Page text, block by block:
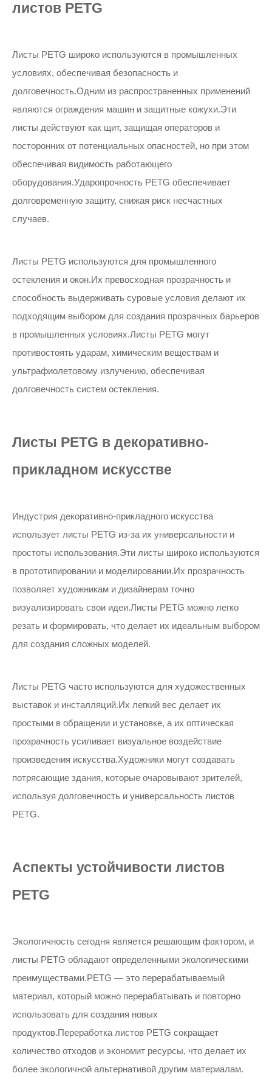
листов PETG
Листы PETG широко используются в промышленных
условиях, обеспечивая безопасность и
долговечность.Одним из распространенных применений
являются ограждения машин и защитные кожухи.Эти
листы действуют как щит, защищая операторов и
посторонних от потенциальных опасностей, но при этом
обеспечивая видимость работающего
оборудования.Ударопрочность PETG обеспечивает
долговременную защиту, снижая риск несчастных
случаев.
Листы PETG используются для промышленного
остекления и окон.Их превосходная прозрачность и
способность выдерживать суровые условия делают их
подходящим выбором для создания прозрачных барьеров
в промышленных условиях.Листы PETG могут
противостоять ударам, химическим веществам и
ультрафиолетовому излучению, обеспечивая
долговечность систем остекления.
Листы PETG в декоративно-
прикладном искусстве
Индустрия декоративно-прикладного искусства
использует листы PETG из-за их универсальности и
простоты использования.Эти листы широко используются
в прототипировании и моделировании.Их прозрачность
позволяет художникам и дизайнерам точно
визуализировать свои идеи.Листы PETG можно легко
резать и формировать, что делает их идеальным выбором
для создания сложных моделей.
Листы PETG часто используются для художественных
выставок и инсталляций.Их легкий вес делает их
простыми в обращении и установке, а их оптическая
прозрачность усиливает визуальное воздействие
произведения искусства.Художники могут создавать
потрясающие здания, которые очаровывают зрителей,
используя долговечность и универсальность листов
PETG.
Аспекты устойчивости листов
PETG
Экологичность сегодня является решающим фактором, и
листы PETG обладают определенными экологическими
преимуществами.PETG — это перерабатываемый
материал, который можно перерабатывать и повторно
использовать для создания новых
продуктов.Переработка листов PETG сокращает
количество отходов и экономит ресурсы, что делает их
более экологичной альтернативой другим материалам.